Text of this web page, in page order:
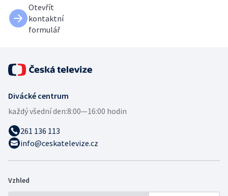
Otevřít
kontaktní
formulář
Divácké centrum
každý všední den:8:00—16:00 hodin
261 136 113
info@ceskatelevize.cz
Vzhled